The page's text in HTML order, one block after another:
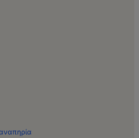
προορισμό Παραλία Καλαμάκι
προορισμό Ηλιούπολη
προορισμό Κέντρο Πολιτισμού